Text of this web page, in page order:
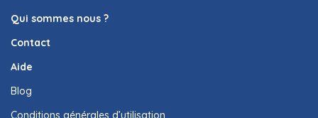
Qui sommes nous ?
Contact
Aide
Blog
Conditions générales d’utilisation